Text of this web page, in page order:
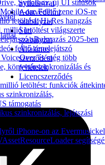
Synology, új UI stílusok
on: Felhő zene iOS-re
letöltést: Hi-Res hangzás
millió letöltést világszerte
alkalmazás 2025-ben
felhő zenelejátszó
és még több
könyvtárszinkronizálás és
letöltést: funkciók
szinkronizálás,
támogatás
szinkronizálás, lejátszási
iPhone-on az Evermusickel
nyilatkozat
Adatvédelmi
szabályzat
Süti
szabályzat
Általános
szerződési
feltételek
Licencszerződés